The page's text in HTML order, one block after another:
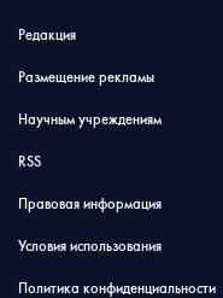
Редакция
Размещение рекламы
Научным учреждениям
RSS
Правовая информация
Условия использования
Политика конфиденциальности